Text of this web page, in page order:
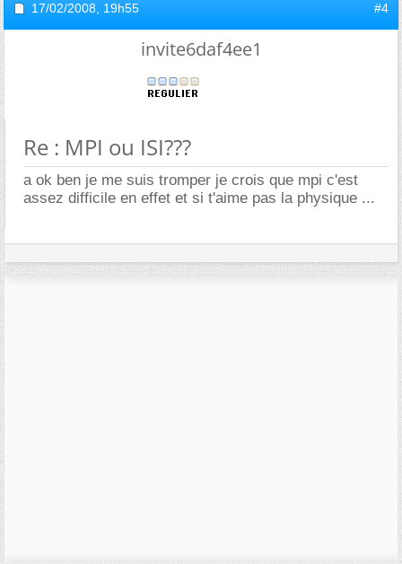
17/02/2008, 19h55 #4
invite6daf4ee1
Re : MPI ou ISI???
a ok ben je me suis tromper je crois que mpi c'est
assez difficile en effet et si t'aime pas la physique ...